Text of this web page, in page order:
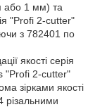
або 1 мм) та
"Profi 2-cutter"
з 782401 по
якості серія
"Profi 2-cutter"
зірками якості
різальними